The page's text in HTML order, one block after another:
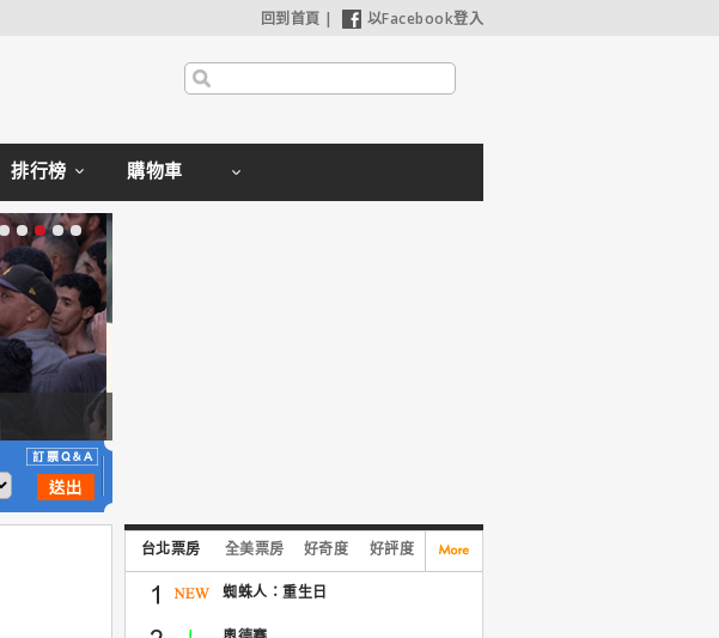
回到首頁 | 以Facebook登入
排行榜 購物車
台北票房 全美票房 好奇度 好評度
蜘蛛人：重生日